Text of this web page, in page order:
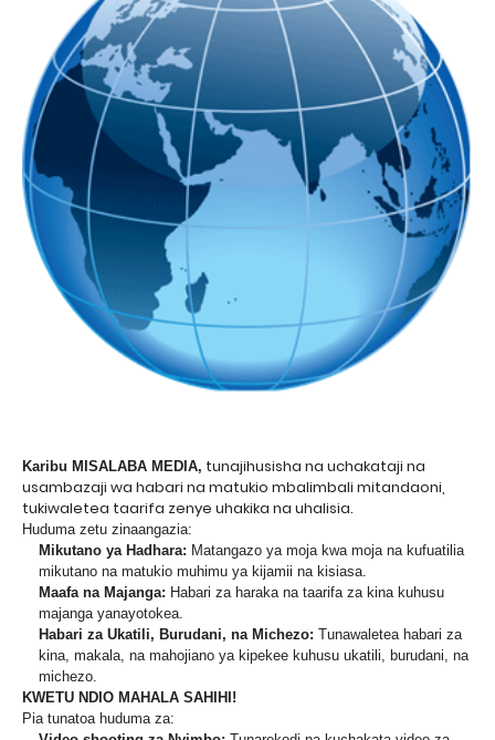
Karibu MISALABA MEDIA, tunajihusisha na uchakataji na
usambazaji wa habari na matukio mbalimbali mitandaoni,
tukiwaletea taarifa zenye uhakika na uhalisia.
Huduma zetu zinaangazia:
Mikutano ya Hadhara: Matangazo ya moja kwa moja na kufuatilia
mikutano na matukio muhimu ya kijamii na kisiasa.
Maafa na Majanga: Habari za haraka na taarifa za kina kuhusu
majanga yanayotokea.
Habari za Ukatili, Burudani, na Michezo: Tunawaletea habari za
kina, makala, na mahojiano ya kipekee kuhusu ukatili, burudani, na
michezo.
KWETU NDIO MAHALA SAHIHI!
Pia tunatoa huduma za: